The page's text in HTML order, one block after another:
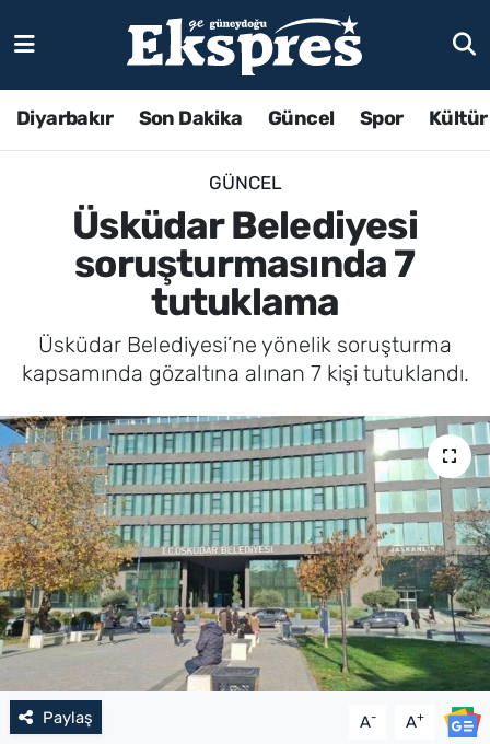
Diyarbakır Son Dakika Güncel Spor
GÜNCEL
Üsküdar Belediyesi
soruşturmasında 7
tutuklama
Üsküdar Belediyesi’ne yönelik soruşturma
kapsamında gözaltına alınan 7 kişi tutuklandı.
Paylaş A- A+